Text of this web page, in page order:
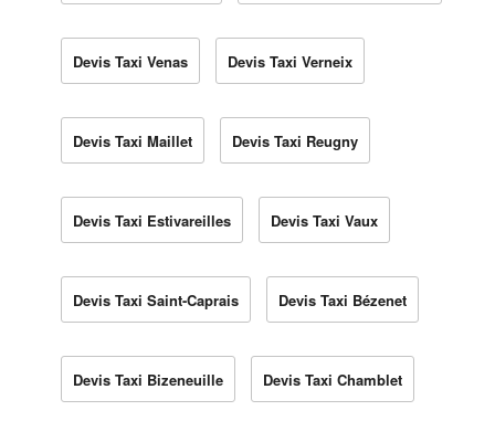
Devis Taxi Venas Devis Taxi Verneix
Devis Taxi Maillet Devis Taxi Reugny
Devis Taxi Estivareilles Devis Taxi Vaux
Devis Taxi Saint-Caprais Devis Taxi Bézenet
Devis Taxi Bizeneuille Devis Taxi Chamblet